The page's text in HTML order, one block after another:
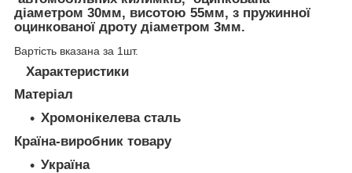
діаметром 30мм, висотою 55мм, з пружинної
оцинкованої дроту діаметром 3мм.
Вартість вказана за 1шт.
Характеристики
Матеріал
Хромонікелева сталь
Країна-виробник товару
Україна